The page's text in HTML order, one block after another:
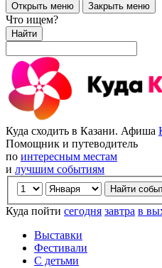
Открыть меню Закрыть меню
Что ищем?
Найти
Куда сходить в Казани. Афиша
Помощник и путеводитель
по интересным местам
и лучшим событиям
Куда пойти сегодня завтра в
Выставки
Фестивали
С детьми